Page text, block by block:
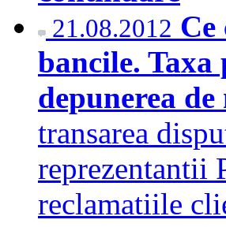
21.08.2012
bancile.
depunerea de
transarea
reprezentantii
reclamatiile